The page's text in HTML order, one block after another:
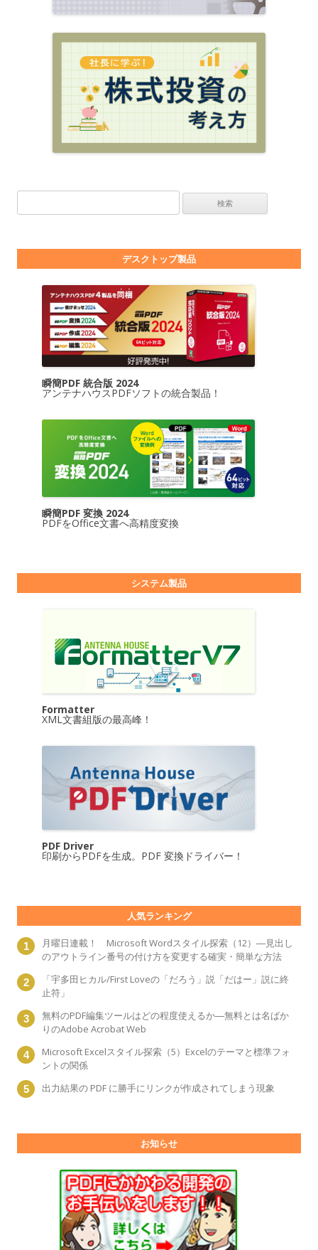
デスクトップ製品
瞬簡PDF 統合版 2024
アンテナハウスPDFソフトの統合製品！
瞬簡PDF 変換 2024
PDFをOffice文書へ高精度変換
システム製品
Formatter
XML文書組版の最高峰！
PDF Driver
印刷からPDFを生成。PDF 変換ドライバー！
人気ランキング
月曜日連載！ Microsoft Wordスタイル探索（12）―見出し
のアウトライン番号の付け方を変更する確実・簡単な方法
「宇多田ヒカル/First Loveの「だろう」説「だはー」説に終
止符」
無料のPDF編集ツールはどの程度使えるか―無料とは名ばか
りのAdobe Acrobat Web
Microsoft Excelスタイル探索（5）Excelのテーマと標準フォ
ントの関係
出力結果の PDF に勝手にリンクが作成されてしまう現象
お知らせ